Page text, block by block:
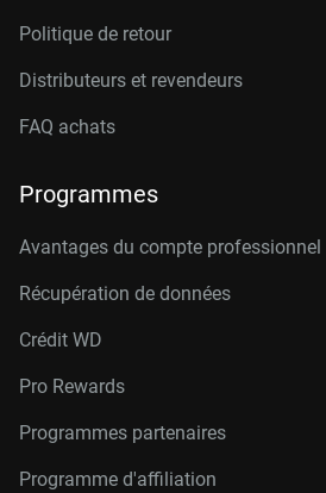
Politique de retour
Distributeurs et revendeurs
FAQ achats
Programmes
Avantages du compte professionnel
Récupération de données
Crédit WD
Pro Rewards
Programmes partenaires
Programme d'affiliation